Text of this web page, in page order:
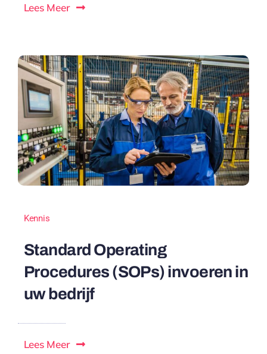
Lees Meer
Kennis
Standard Operating
Procedures (SOPs) invoeren in
uw bedrijf
Lees Meer